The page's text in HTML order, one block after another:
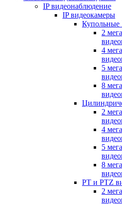
IP видеонаблюдение
IP видеокамеры
Купольные
2
4
5
8
2
4
5
8
PT и PTZ
2